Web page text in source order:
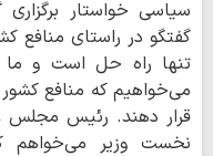
سیاسی خواستار
گفتگو در راستای منافع
تنها راه حل است و
می‌خواهیم که منافع
قرار دهند. رئیس مجلس
نخست وزیر می‌خواهم